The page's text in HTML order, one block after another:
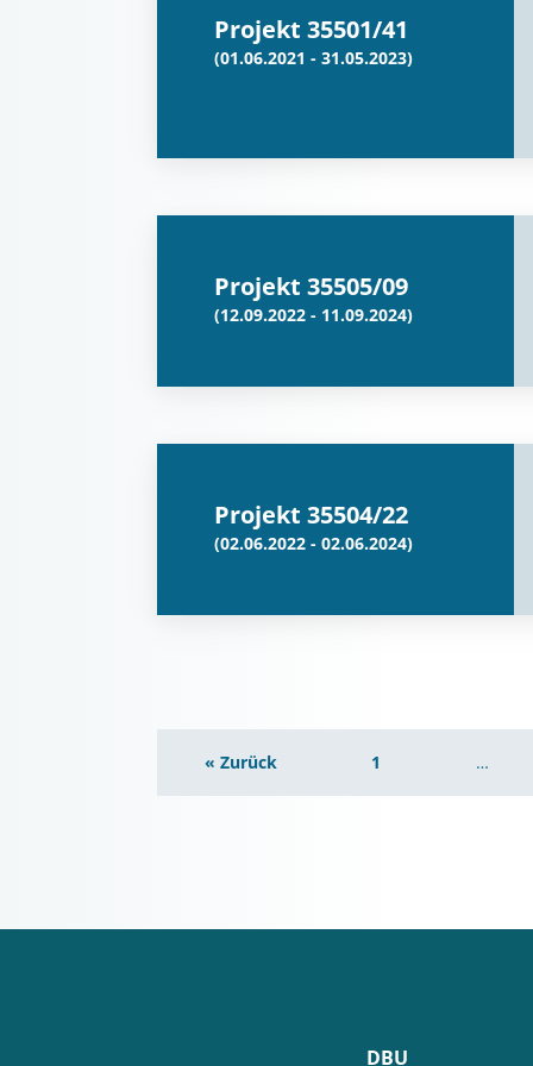
Projekt 35501/41
(01.06.2021 - 31.05.2023)
Projekt 35505/09
(12.09.2022 - 11.09.2024)
Projekt 35504/22
(02.06.2022 - 02.06.2024)
« Zurück 1 …
DBU